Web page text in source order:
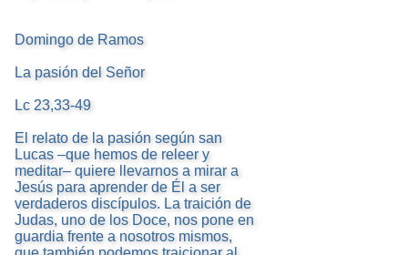
Domingo de Ramos
La pasión del Señor
Lc 23,33-49
El relato de la pasión según san
Lucas –que hemos de releer y
meditar– quiere llevarnos a mirar a
Jesús para aprender de Él a ser
verdaderos discípulos. La traición de
Judas, uno de los Doce, nos pone en
guardia frente a nosotros mismos,